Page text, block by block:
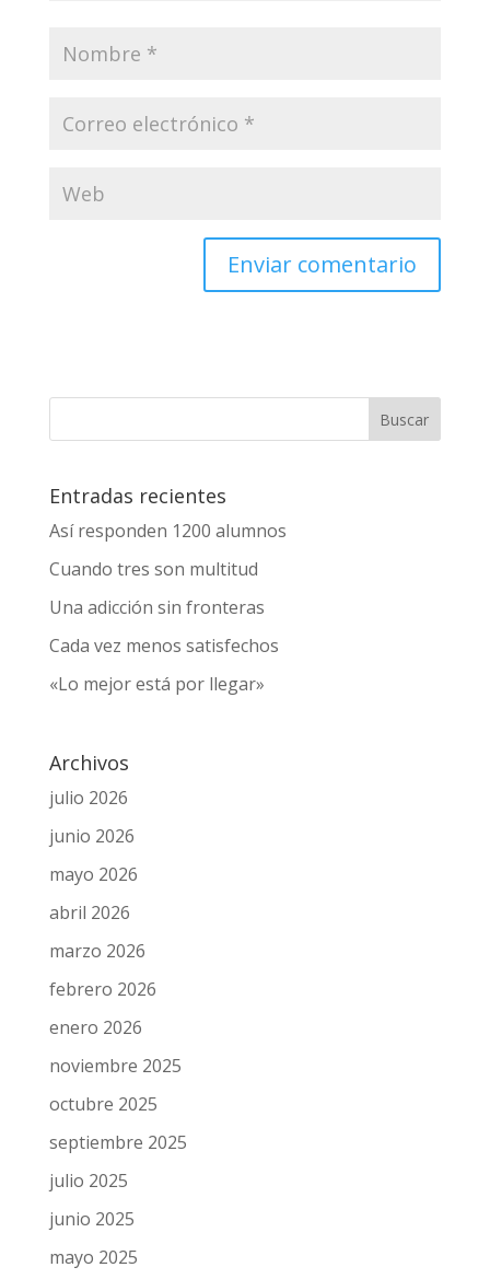
Entradas recientes
Así responden 1200 alumnos
Cuando tres son multitud
Una adicción sin fronteras
Cada vez menos satisfechos
Archivos
julio 2026
junio 2026
mayo 2026
abril 2026
marzo 2026
febrero 2026
enero 2026
noviembre 2025
octubre 2025
septiembre 2025
julio 2025
junio 2025